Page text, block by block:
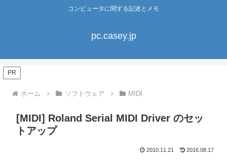
コンピュータに関する記述とメモ
pc.casey.jp
PR
ホーム ソフトウェア MIDI
[MIDI] Roland Serial MIDI Driver のセッ
トアップ
2010.11.21 2016.08.17